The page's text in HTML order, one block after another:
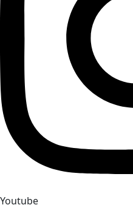
Youtube